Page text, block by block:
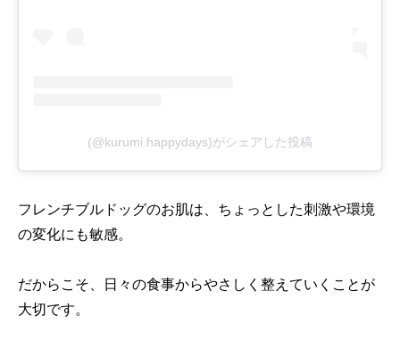
(@kurumi.happydays)がシェアした投稿
フレンチブルドッグのお肌は、ちょっとした刺激や環境
の変化にも敏感。
だからこそ、日々の食事からやさしく整えていくことが
大切です。